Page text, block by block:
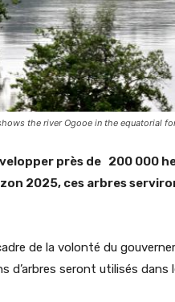
the river Ogooe in the equatorial
près de 200 000
2025, ces arbres
de la volonté du
d’arbres seront utilisés dans